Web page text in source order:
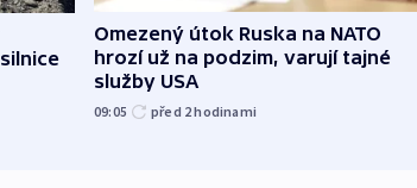
Omezený útok Ruska na NATO
hrozí už na podzim, varují tajné
služby USA
09:05 před 2hodinami